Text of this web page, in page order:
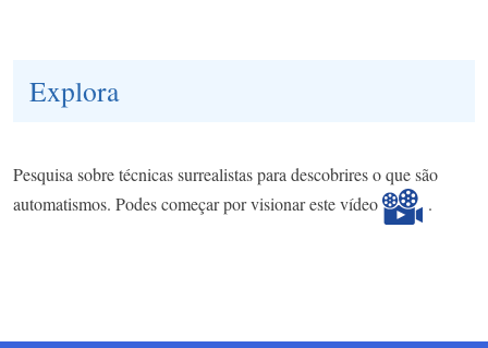
Explora
Pesquisa sobre técnicas surrealistas para descobrires o que são
automatismos. Podes começar por visionar este vídeo
.